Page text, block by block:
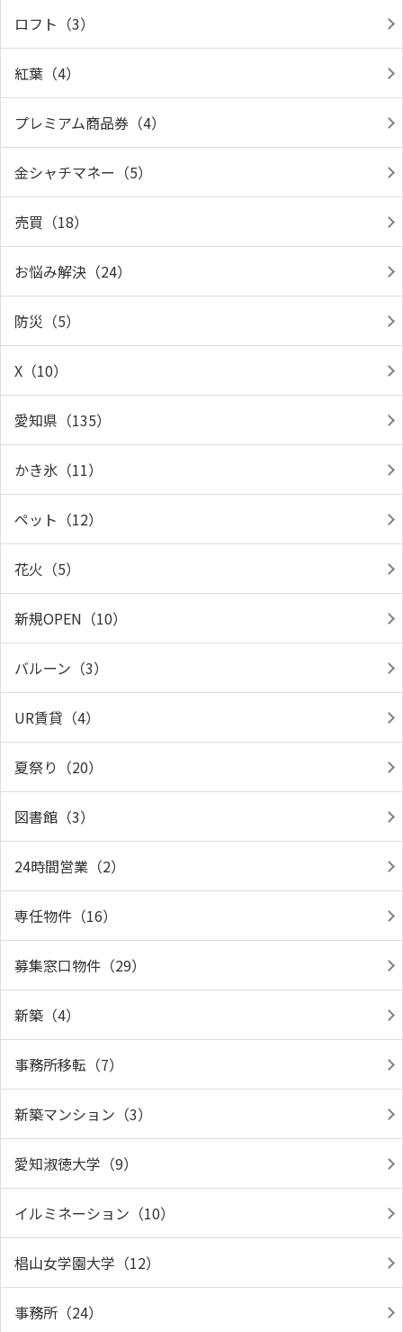
ロフト（3）
紅葉（4）
プレミアム商品券（4）
金シャチマネー（5）
売買（18）
お悩み解決（24）
防災（5）
X（10）
愛知県（135）
かき氷（11）
ペット（12）
花火（5）
新規OPEN（10）
バルーン（3）
UR賃貸（4）
夏祭り（20）
図書館（3）
24時間営業（2）
専任物件（16）
募集窓口物件（29）
新築（4）
事務所移転（7）
新築マンション（3）
愛知淑徳大学（9）
イルミネーション（10）
椙山女学園大学（12）
事務所（24）